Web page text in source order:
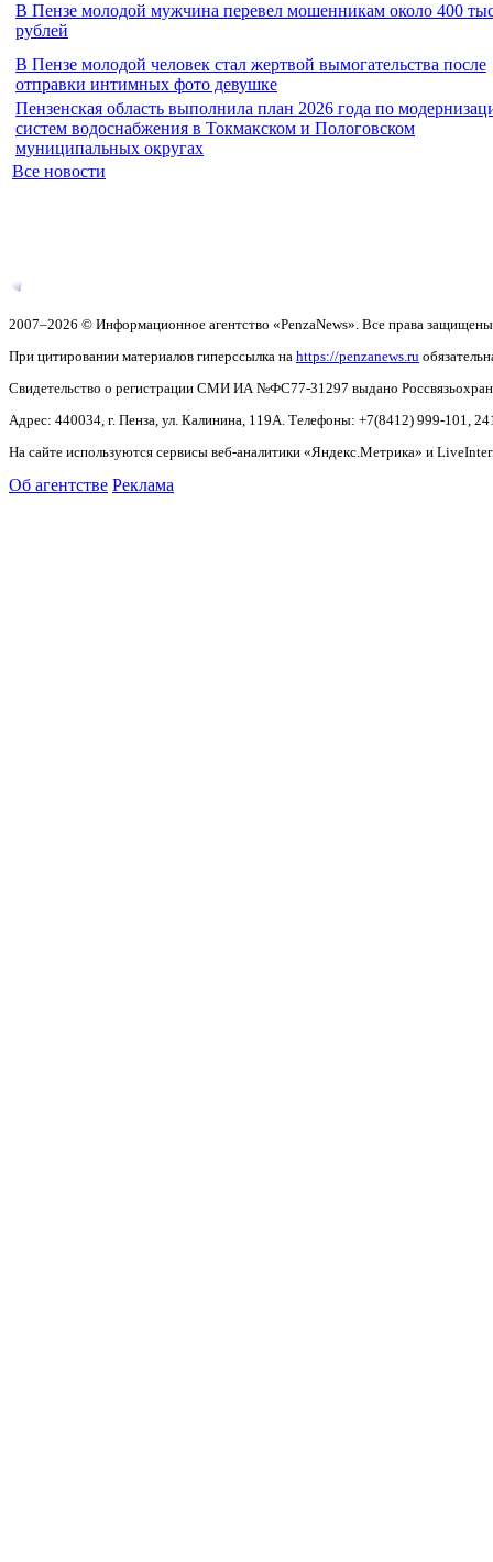
В Пензе молодой мужчина перевел мошенникам около 400
рублей
В Пензе молодой человек стал жертвой вымогательства после
отправки интимных фото девушке
Пензенская область выполнила план 2026 года по
систем водоснабжения в Токмакском и Пологовском
муниципальных округах
Все новости
2007–2026 © Информационное агентство «PenzaNews». Все права
При цитировании материалов гиперссылка на https://penzanews.ru
Свидетельство о регистрации СМИ ИА №ФС77-31297 выдано
Адрес: 440034, г. Пенза, ул. Калинина, 119А. Телефоны: +7(8412) 999-101,
На сайте используются сервисы веб-аналитики «Яндекс.Метрика» и
Об агентстве Реклама